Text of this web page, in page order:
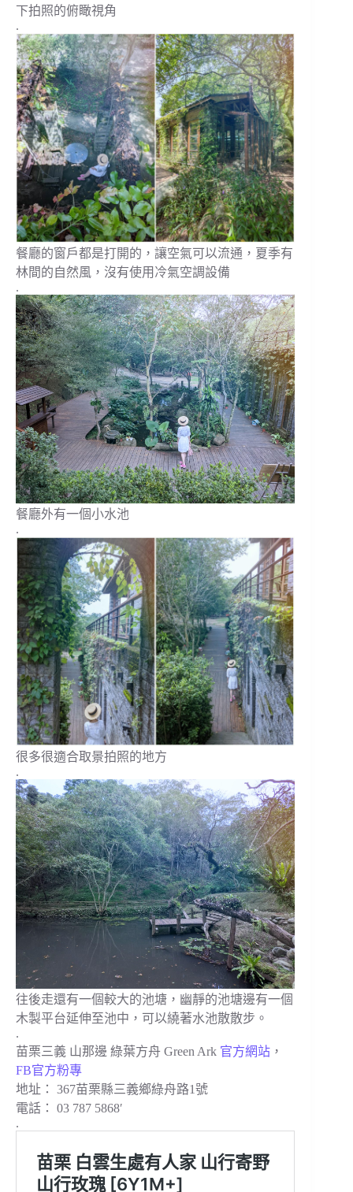
下拍照的俯瞰視角
.
餐廳的窗戶都是打開的，讓空氣可以流通，夏季有
林間的自然風，沒有使用冷氣空調設備
.
餐廳外有一個小水池
.
很多很適合取景拍照的地方
.
往後走還有一個較大的池塘，幽靜的池塘邊有一個
木製平台延伸至池中，可以繞著水池散散步。
.
苗栗三義 山那邊 綠葉方舟 Green Ark 官方網站 ，
FB官方粉專
地址： 367苗栗縣三義鄉綠舟路1號
電話： 03 787 5868′
.